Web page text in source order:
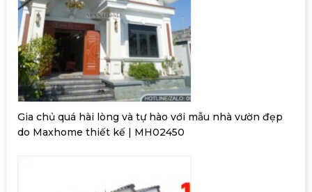
Gia chủ quá hài lòng và tự hào với mẫu nhà vườn đẹp
do Maxhome thiết kế | MH02450